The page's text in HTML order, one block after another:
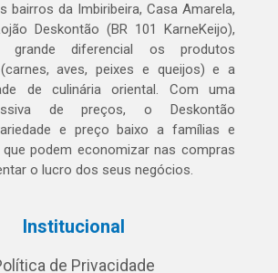
bairros da Imbiribeira, Casa Amarela,
Deskontão (BR 101 KarneKeijo),
grande diferencial os produtos
aves, peixes e queijos) e a
de culinária oriental. Com uma
de preços, o Deskontão
e preço baixo a famílias e
podem economizar nas compras
o lucro dos seus negócios.
Institucional
de Privacidade